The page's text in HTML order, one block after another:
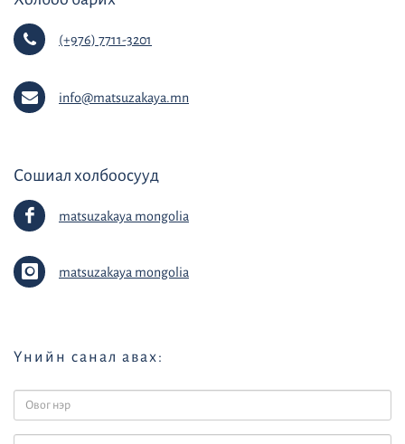
(+976) 7711-3201
info@matsuzakaya.mn
Сошиал холбоосууд
matsuzakaya mongolia
matsuzakaya mongolia
Үнийн санал авах: